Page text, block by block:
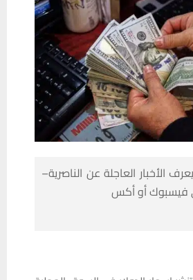
الأخبار العاجلة عن الناصرية–
فيسبوك أو أكس